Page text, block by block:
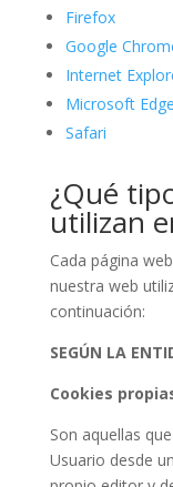
Firefox
Google
Internet
Microsoft Edge
Safari
¿Qué
utilizan
Cada página
nuestra web
continuación:
SEGÚN LA
Cookies
Son aquellas
Usuario desde